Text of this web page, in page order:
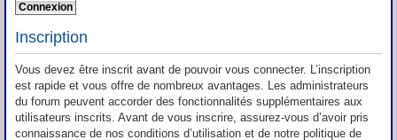
Inscription
Vous devez être inscrit avant de pouvoir vous connecter. L’inscription
est rapide et vous offre de nombreux avantages. Les administrateurs
du forum peuvent accorder des fonctionnalités supplémentaires aux
utilisateurs inscrits. Avant de vous inscrire, assurez-vous d’avoir pris
connaissance de nos conditions d’utilisation et de notre politique de